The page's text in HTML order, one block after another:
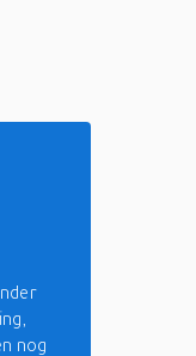
nog